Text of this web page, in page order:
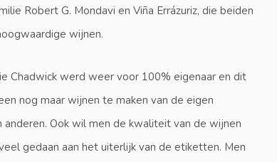
Robert G. Mondavi en Viña Errázuriz, die beiden
wijnen.
Chadwick werd weer voor 100% eigenaar en dit
nog maar wijnen te maken van de eigen
Ook wil men de kwaliteit van de wijnen
gedaan aan het uiterlijk van de etiketten. Men